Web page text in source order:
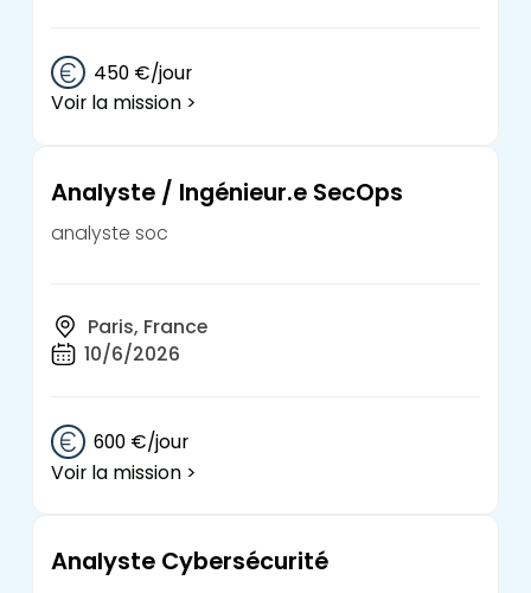
450 €/jour
Voir la mission >
Analyste / Ingénieur.e SecOps
analyste soc
Paris, France
10/6/2026
600 €/jour
Voir la mission >
Analyste Cybersécurité